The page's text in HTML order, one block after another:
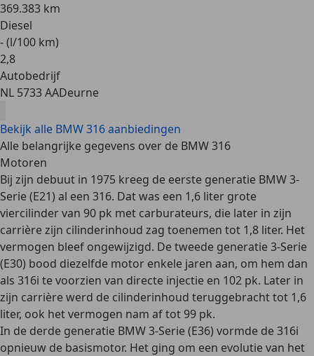
369.383 km
Diesel
- (l/100 km)
2,8
Autobedrijf
NL 5733 AADeurne
Bekijk alle BMW 316 aanbiedingen
Alle belangrijke gegevens over de BMW 316
Motoren
Bij zijn debuut in 1975 kreeg de eerste generatie BMW 3-
Serie (E21) al een 316. Dat was een 1,6 liter grote
viercilinder van 90 pk met carburateurs, die later in zijn
carrière zijn cilinderinhoud zag toenemen tot 1,8 liter. Het
vermogen bleef ongewijzigd. Detweede generatie3-Serie
(E30) bood diezelfde motor enkele jaren aan, om hem dan
als 316i te voorzien van directe injectie en 102 pk. Later in
zijn carrière werd de cilinderinhoud teruggebracht tot 1,6
liter, ook het vermogen nam af tot 99 pk.
In de derde generatie BMW 3-Serie (E36) vormde de 316i
opnieuw de basismotor. Het ging om een evolutie van het